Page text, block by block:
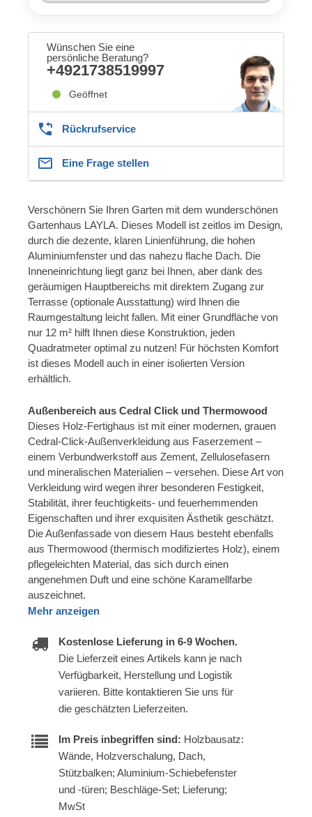
Wünschen Sie eine
persönliche Beratung?
+4921738519997
Geöffnet
Rückrufservice
Eine Frage stellen
Verschönern Sie Ihren Garten mit dem wunderschönen
Gartenhaus LAYLA. Dieses Modell ist zeitlos im Design,
durch die dezente, klaren Linienführung, die hohen
Aluminiumfenster und das nahezu flache Dach. Die
Inneneinrichtung liegt ganz bei Ihnen, aber dank des
geräumigen Hauptbereichs mit direktem Zugang zur
Terrasse (optionale Ausstattung) wird Ihnen die
Raumgestaltung leicht fallen. Mit einer Grundfläche von
nur 12 m² hilft Ihnen diese Konstruktion, jeden
Quadratmeter optimal zu nutzen! Für höchsten Komfort
ist dieses Modell auch in einer isolierten Version
erhältlich.
Außenbereich aus Cedral Click und Thermowood
Dieses Holz-Fertighaus ist mit einer modernen, grauen
Cedral-Click-Außenverkleidung aus Faserzement –
einem Verbundwerkstoff aus Zement, Zellulosefasern
und mineralischen Materialien – versehen. Diese Art von
Verkleidung wird wegen ihrer besonderen Festigkeit,
Stabilität, ihrer feuchtigkeits- und feuerhemmenden
Eigenschaften und ihrer exquisiten Ästhetik geschätzt.
Die Außenfassade von diesem Haus besteht ebenfalls
aus Thermowood (thermisch modifiziertes Holz), einem
pflegeleichten Material, das sich durch einen
angenehmen Duft und eine schöne Karamellfarbe
auszeichnet.
Mehr anzeigen
Kostenlose Lieferung in 6-9 Wochen.
Die Lieferzeit eines Artikels kann je nach
Verfügbarkeit, Herstellung und Logistik
variieren. Bitte kontaktieren Sie uns für
die geschätzten Lieferzeiten.
Im Preis inbegriffen sind: Holzbausatz:
Wände, Holzverschalung, Dach,
Stützbalken; Aluminium-Schiebefenster
und -türen; Beschläge-Set; Lieferung;
MwSt